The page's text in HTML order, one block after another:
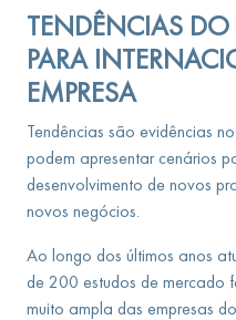
TENDÊNCIAS
PARA
EMPRESA
Tendências são evidências
podem apresentar cenários
desenvolvimento de novos
novos negócios.
Ao longo dos últimos anos
de 200 estudos de mercado
muito ampla das empresas